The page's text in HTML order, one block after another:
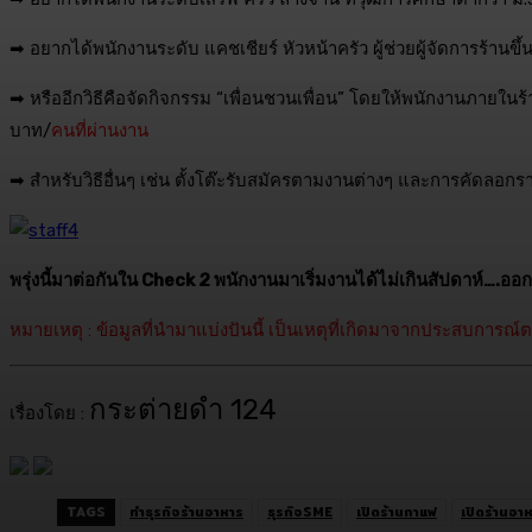
➡ อยากได้พนักงานระดับ แคชเชียร์ หัวหน้าครัว ผู้ช่วยผู้จัดการร้าน
➡ หรืออีกวิธีคือจัดกิจกรรม “เพื่อนชวนเพื่อน” โดยให้พนักงานภายใ
บาท/คนที่ผ่านงาน
➡ สำหรับวิธีอื่นๆ เช่น ตั้งโต๊ะรับสมัครตามงานต่างๆ และการคัดลอกร
พรุ่งนี้มาต่อกันใน Check 2 พนักงานมาเริ่มงานได้ไม่เกินสัปดาห์….ออ
หมายเหตุ : ข้อมูลที่นำมาแบ่งปันนี้ เป็นเหตุที่เกิดมาจากประสบการ
เรื่องโดย : กระต่ายดำ 124
TAGS ทำธุรกิจร้านอาหาร ธุรกิจSME เปิดร้านกาแฟ เปิดร้านอา